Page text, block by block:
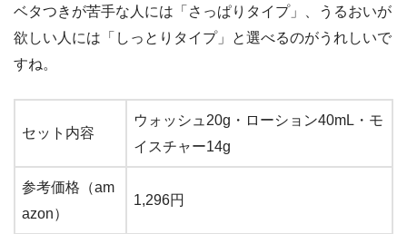
ベタつきが苦手な人には「さっぱりタイプ」、うるおいが
欲しい人には「しっとりタイプ」と選べるのがうれしいで
すね。
セット内容
ウォッシュ20g・ローション40mL・モ
イスチャー14g
参考価格（am
azon）
1,296円